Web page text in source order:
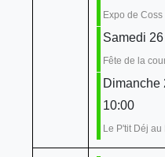
Expo de Coss
Samedi
Fête de la
Dimanche
10:00
Le P'tit Déj au